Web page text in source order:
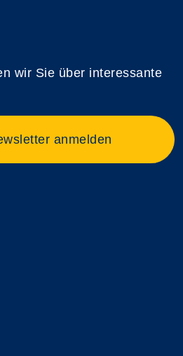
wir Sie über interessante
anmelden